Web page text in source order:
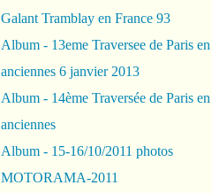
Galant Tramblay en France 93
Album - 13eme Traversee de Paris en
anciennes 6 janvier 2013
Album - 14ème Traversée de Paris en
anciennes
Album - 15-16/10/2011 photos
MOTORAMA-2011